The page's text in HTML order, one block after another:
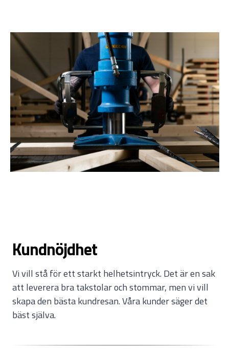
Kundnöjdhet
Vi vill stå för ett starkt helhetsintryck. Det är en sak
att leverera bra takstolar och stommar, men vi vill
skapa den bästa kundresan. Våra kunder säger det
bäst själva.